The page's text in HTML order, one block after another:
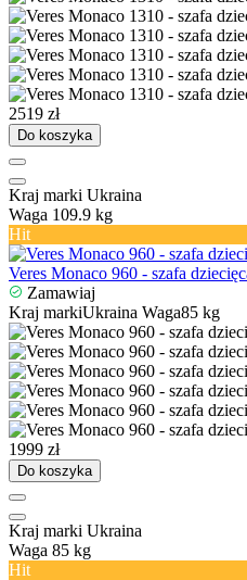
2519 zł
Do koszyka
Kraj marki Ukraina
Waga 109.9 kg
Hit
Veres Monaco 960 - szafa
Zamawiaj
Kraj markiUkraina Waga85 kg
1999 zł
Do koszyka
Kraj marki Ukraina
Waga 85 kg
Hit